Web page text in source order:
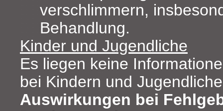
verschlimmern,
Behandlung.
Kinder und Jugendliche
Es liegen keine
bei Kindern und
Auswirkungen bei